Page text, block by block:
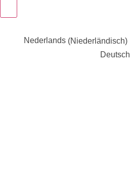
Nederlands(Niederländisch)
Deutsch